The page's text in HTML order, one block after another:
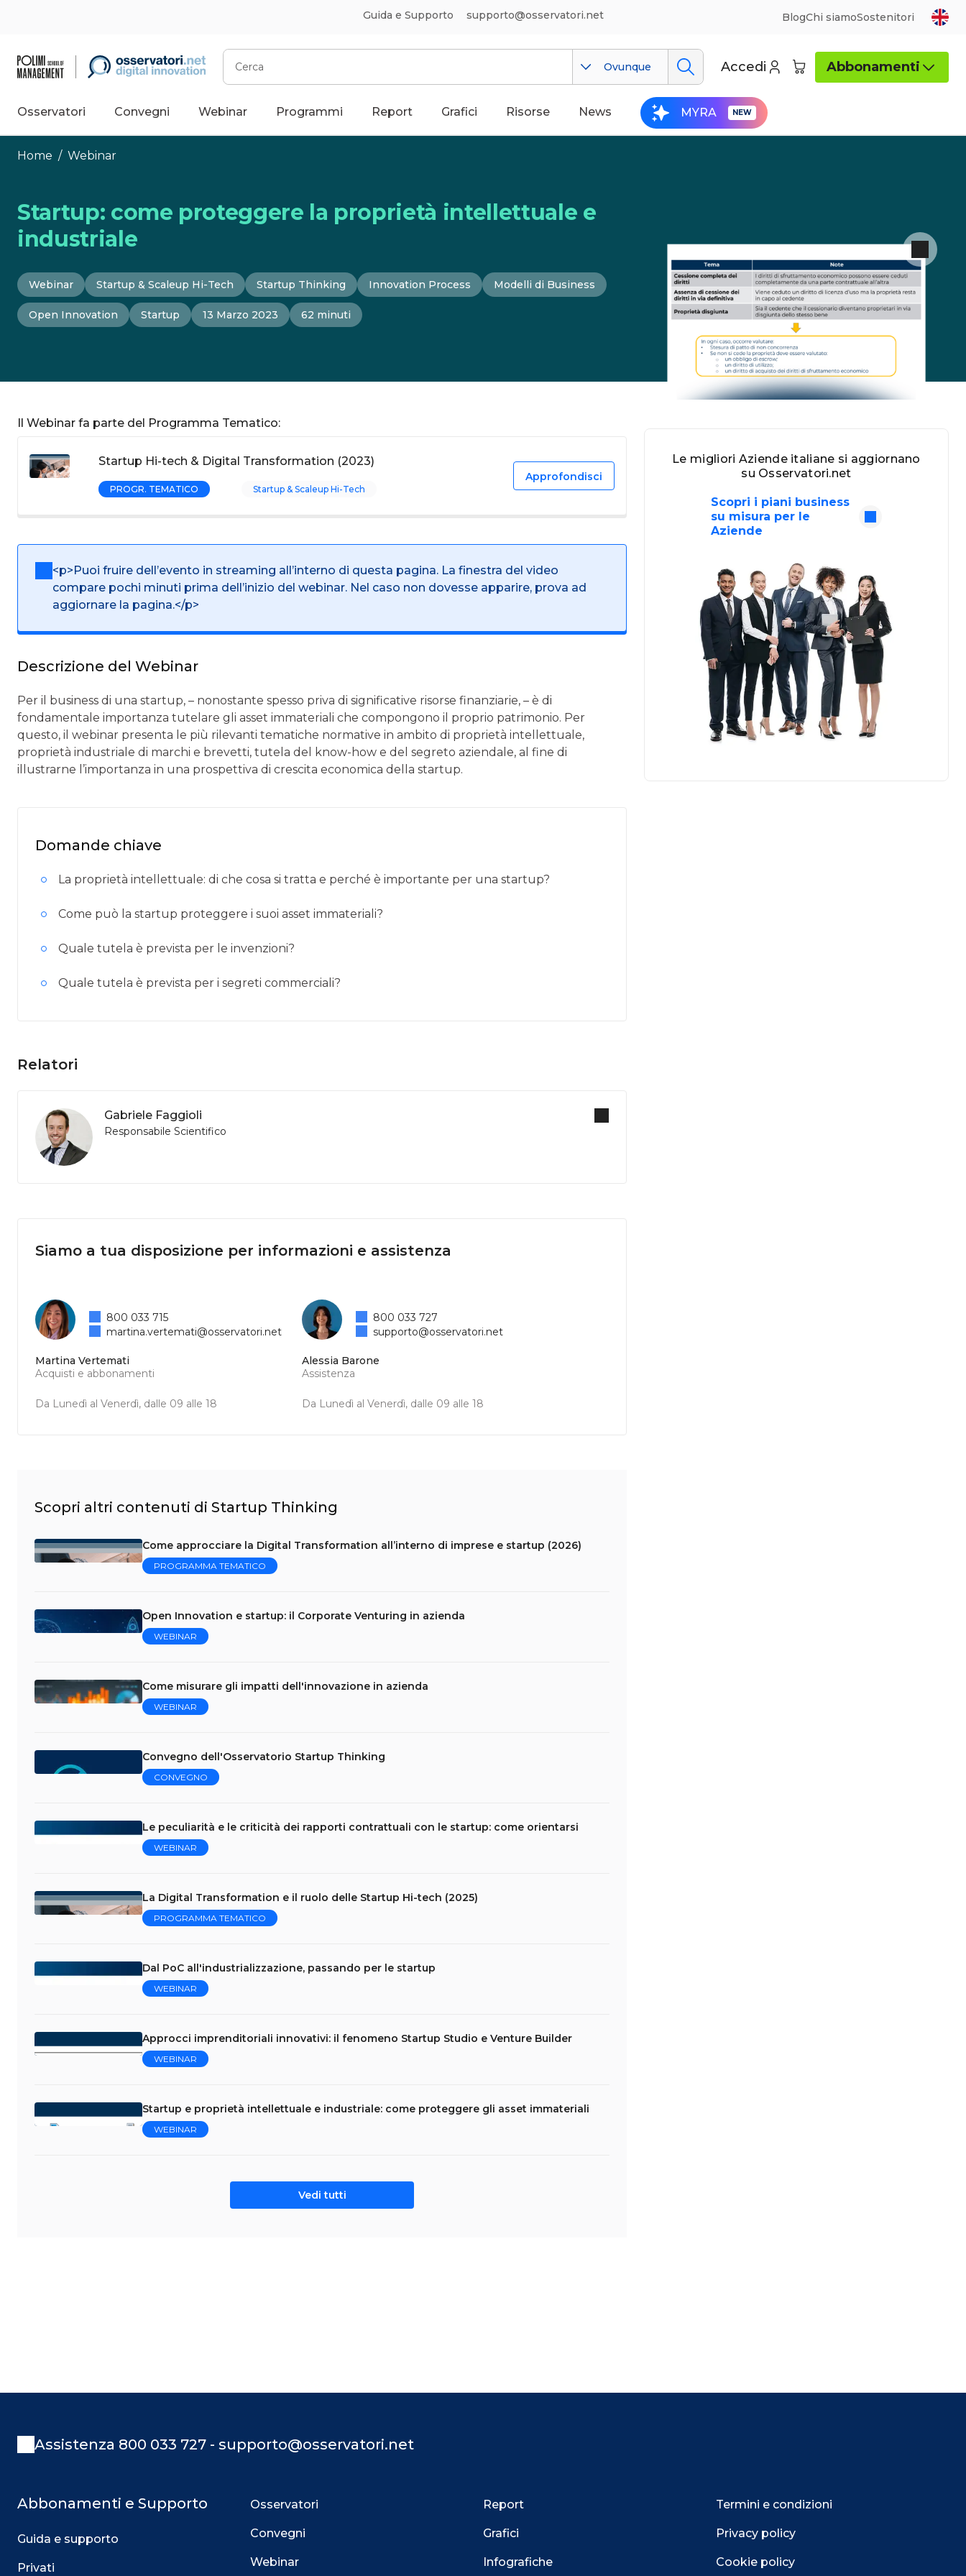
Guida e Supporto supporto@osservatori.net BlogChi siamoSostenitori
Cerca
Ovunque Accedi Abbonamenti
Osservatori Convegni Webinar Programmi Report Grafici Risorse News MYRA
Home / Webinar
Startup: come proteggere la proprietà intellettuale e
industriale
Webinar Startup & Scaleup Hi-Tech Startup Thinking Innovation Process Modelli di Business
Open Innovation Startup 13 Marzo 2023 62 minuti
Il Webinar fa parte del Programma Tematico:
Startup Hi-tech & Digital Transformation (2023)
PROGR. TEMATICO Startup & Scaleup Hi-Tech
Approfondisci
<p>Puoi fruire dell’evento in streaming all’interno di questa pagina. La finestra del video
compare pochi minuti prima dell’inizio del webinar. Nel caso non dovesse apparire, prova ad
aggiornare la pagina.</p>
Descrizione del Webinar
Per il business di una startup, – nonostante spesso priva di significative risorse finanziarie, – è di
fondamentale importanza tutelare gli asset immateriali che compongono il proprio patrimonio. Per
questo, il webinar presenta le più rilevanti tematiche normative in ambito di proprietà intellettuale,
proprietà industriale di marchi e brevetti, tutela del know-how e del segreto aziendale, al fine di
illustrarne l’importanza in una prospettiva di crescita economica della startup.
Domande chiave
La proprietà intellettuale: di che cosa si tratta e perché è importante per una startup?
Come può la startup proteggere i suoi asset immateriali?
Quale tutela è prevista per le invenzioni?
Quale tutela è prevista per i segreti commerciali?
Relatori
Gabriele Faggioli
Responsabile Scientifico
Siamo a tua disposizione per informazioni e assistenza
Martina Vertemati
Acquisti e abbonamenti
Da Lunedì al Venerdì, dalle 09 alle 18
800 033 715
martina.vertemati@osservatori.net
Alessia Barone
Assistenza
Da Lunedì al Venerdì, dalle 09 alle 18
800 033 727
supporto@osservatori.net
Scopri altri contenuti di Startup Thinking
Come approcciare la Digital Transformation all’interno di imprese e startup (2026)
PROGRAMMA TEMATICO
Open Innovation e startup: il Corporate Venturing in azienda
WEBINAR
Come misurare gli impatti dell'innovazione in azienda
WEBINAR
Convegno dell'Osservatorio Startup Thinking
CONVEGNO
Le peculiarità e le criticità dei rapporti contrattuali con le startup: come orientarsi
WEBINAR
La Digital Transformation e il ruolo delle Startup Hi-tech (2025)
PROGRAMMA TEMATICO
Dal PoC all'industrializzazione, passando per le startup
WEBINAR
Approcci imprenditoriali innovativi: il fenomeno Startup Studio e Venture Builder
WEBINAR
Startup e proprietà intellettuale e industriale: come proteggere gli asset immateriali
WEBINAR
Vedi tutti
Le migliori Aziende italiane si aggiornano
su Osservatori.net
Scopri i piani business
su misura per le
Aziende
Assistenza 800 033 727 - supporto@osservatori.net
Abbonamenti e Supporto
Guida e supporto
Privati
Osservatori
Convegni
Webinar
Report
Grafici
Infografiche
Termini e condizioni
Privacy policy
Cookie policy